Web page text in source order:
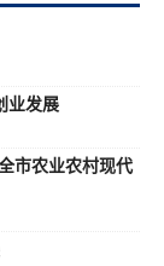
业发展
市农业农村现代